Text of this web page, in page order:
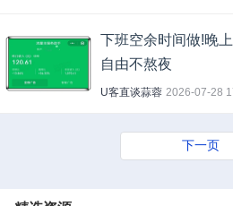
下班空余时间做!晚
自由不熬夜
U客直谈蒜蓉 2026-07-28
下一页